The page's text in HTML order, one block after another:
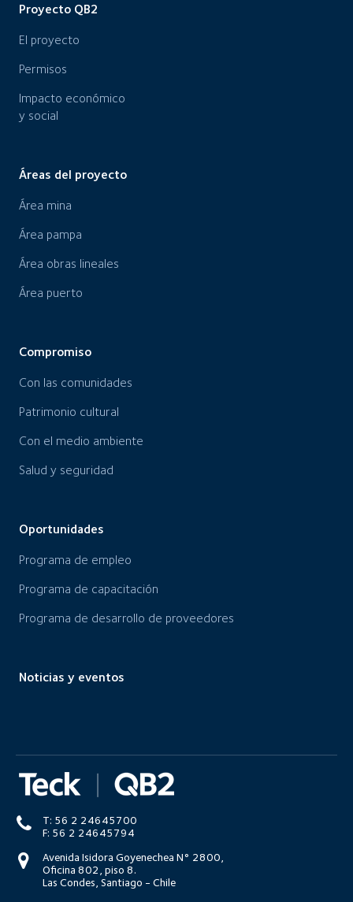
Proyecto QB2
El proyecto
Permisos
Impacto económico
y social
Áreas del proyecto
Área mina
Área pampa
Área obras lineales
Área puerto
Compromiso
Con las comunidades
Patrimonio cultural
Con el medio ambiente
Salud y seguridad
Oportunidades
Programa de empleo
Programa de capacitación
Programa de desarrollo de proveedores
Noticias y eventos
T: 56 2 24645700
F: 56 2 24645794
Avenida Isidora Goyenechea N° 2800,
Oficina 802, piso 8.
Las Condes, Santiago - Chile